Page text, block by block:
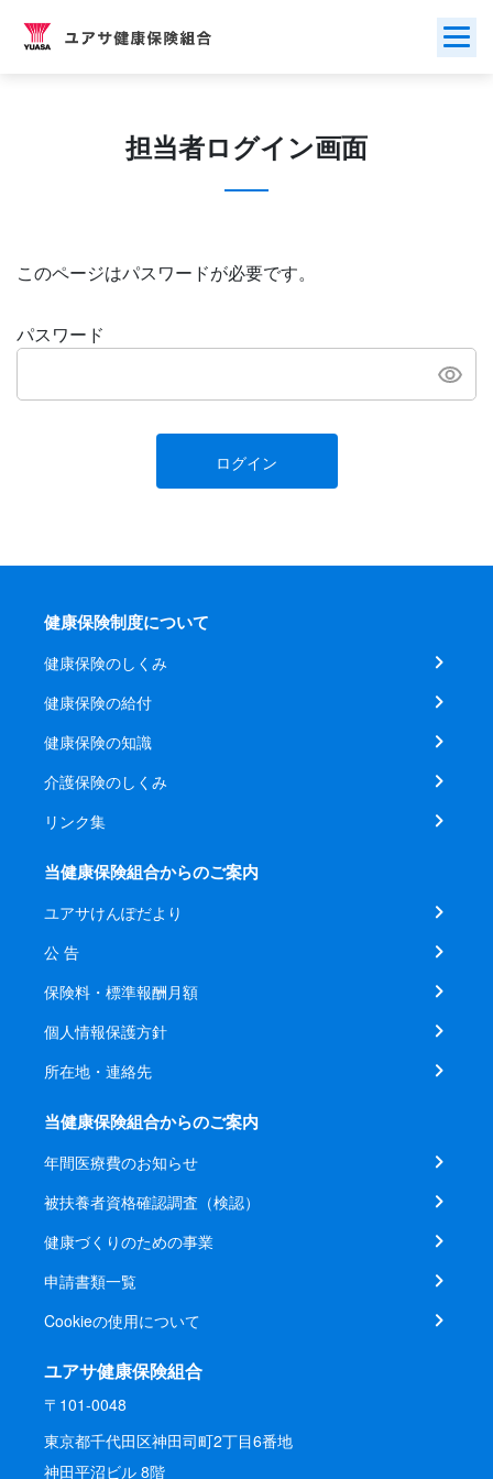
担当者ログイン画面
このページはパスワードが必要です。
パスワード
ログイン
健康保険制度について
健康保険のしくみ
健康保険の給付
健康保険の知識
介護保険のしくみ
リンク集
当健康保険組合からのご案内
ユアサけんぽだより
公 告
保険料・標準報酬月額
個人情報保護方針
所在地・連絡先
当健康保険組合からのご案内
年間医療費のお知らせ
被扶養者資格確認調査（検認）
健康づくりのための事業
申請書類一覧
Cookieの使用について
ユアサ健康保険組合
〒101-0048
東京都千代田区神田司町2丁目6番地
神田平沼ビル 8階